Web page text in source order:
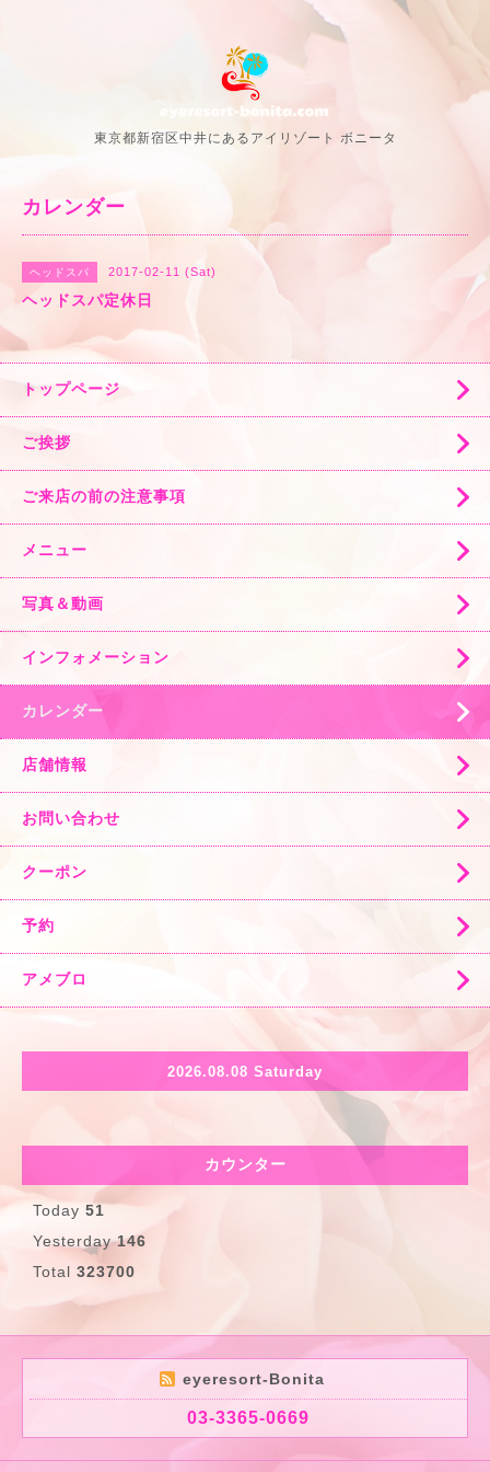
東京都新宿区中井にあるアイリゾート ボニータ
カレンダー
ヘッドスパ 2017-02-11 (Sat)
ヘッドスパ定休日
トップページ
ご挨拶
ご来店の前の注意事項
メニュー
写真＆動画
インフォメーション
カレンダー
店舗情報
お問い合わせ
クーポン
予約
アメブロ
2026.08.08 Saturday
カウンター
Today 51
Yesterday146
Total 323700
eyeresort-Bonita
03-3365-0669